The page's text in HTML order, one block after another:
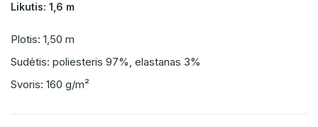
Likutis: 1,6 m
Plotis: 1,50 m
Sudėtis: poliesteris 97%, elastanas 3%
Svoris: 160 g/m²